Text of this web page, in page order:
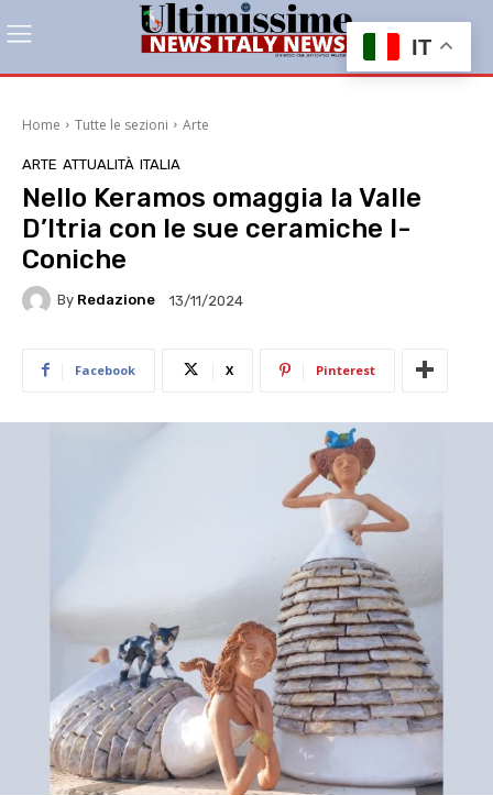
Home Tutte le sezioni Arte
ARTE ATTUALITÀ ITALIA
Nello Keramos omaggia la Valle
D’Itria con le sue ceramiche I-
Coniche
By Redazione 13/11/2024
Facebook X Pinterest
IT